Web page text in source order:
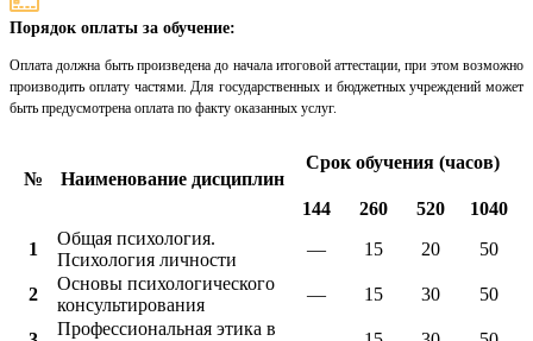
Порядок оплаты за обучение:
Оплата должна быть произведена до начала итоговой аттестации, при этом возможно
производить оплату частями. Для государственных и бюджетных учреждений может
быть предусмотрена оплата по факту оказанных услуг.
№ Наименование дисциплин
Срок обучения (часов)
144 260 520
1040
1
Общая психология.
Психология личности
— 15 20 50
2
Основы психологического
консультирования
— 15 30 50
Профессиональная этика в